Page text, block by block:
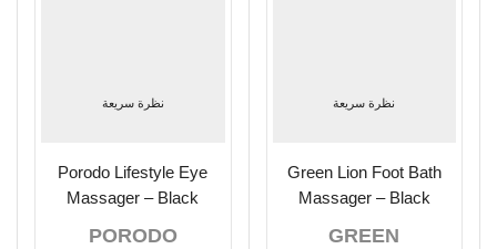
نظرة سريعة
Green Lion Foot Bath
Massager – Black
GREEN
نظرة سريعة
Porodo Lifestyle Eye
Massager – Black
PORODO